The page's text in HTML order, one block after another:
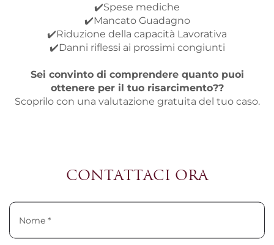
✔️Spese mediche
✔️Mancato Guadagno
✔️Riduzione della capacità Lavorativa
✔️Danni riflessi ai prossimi congiunti
Sei convinto di comprendere quanto puoi
ottenere per il tuo risarcimento??
Scoprilo con una valutazione gratuita del tuo caso.
CONTATTACI ORA